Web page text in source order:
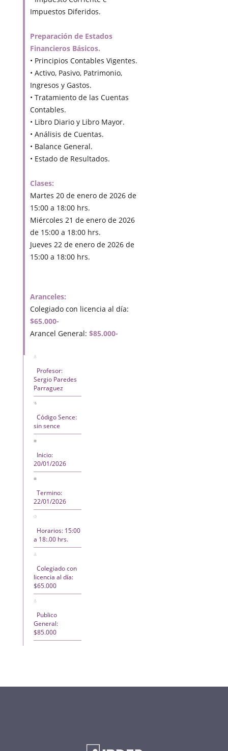
Impuestos Diferidos.
Preparación de Estados
Financieros Básicos.
• Principios Contables Vigentes.
• Activo, Pasivo, Patrimonio,
Ingresos y Gastos.
• Tratamiento de las Cuentas
Contables.
• Libro Diario y Libro Mayor.
• Análisis de Cuentas.
• Balance General.
• Estado de Resultados.
Clases:
Martes 20 de enero de 2026 de
15:00 a 18:00 hrs.
Miércoles 21 de enero de 2026
de 15:00 a 18:00 hrs.
Jueves 22 de enero de 2026 de
15:00 a 18:00 hrs.
Aranceles:
Colegiado con licencia al día:
$65.000-
Arancel General: $85.000-
Profesor:
Sergio Paredes
Parraguez
Código Sence:
sin sence
Inicio:
20/01/2026
Termino:
22/01/2026
Horarios: 15:00
a 18:.00 hrs.
Colegiado con
licencia al día:
$65.000
Publico
General:
$85.000